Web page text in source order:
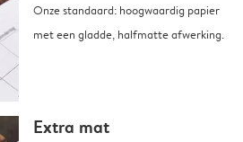
Onze standaard: hoogwaardig papier
met een gladde, halfmatte afwerking.
Extra mat